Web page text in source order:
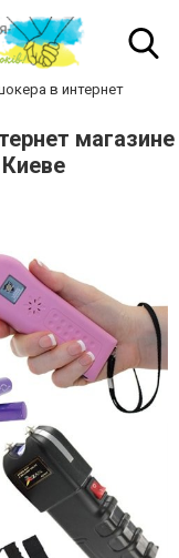
в интернет
магазине